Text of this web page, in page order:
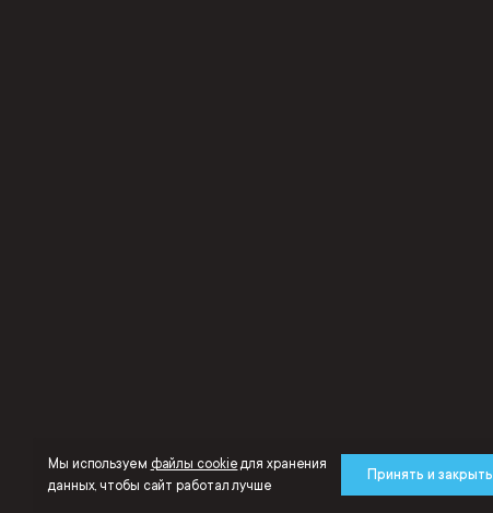
Мы используем файлы cookieдля хранения
данных, чтобы сайт работал лучше
Принять и закрыть